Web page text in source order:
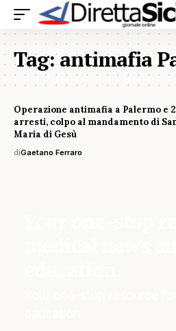
Tag:antimafia
Operazione antimafia a Palermo e
arresti, colpo al mandamento di
Maria di Gesù
diGaetano Ferraro